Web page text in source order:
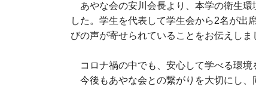
あやな会の安川会長より、本学の衛生環
した。学生を代表して学生会から2名が出
びの声が寄せられていることをお伝えしま
コロナ禍の中でも、安心して学べる環境
今後もあやな会との繋がりを大切にし、